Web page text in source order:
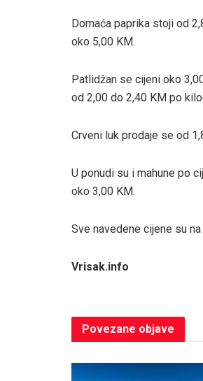
Domaća paprika stoji od
oko 5,00 KM.
Patlidžan se cijeni oko
od 2,00 do 2,40 KM po
Crveni luk prodaje se od
U ponudi su i mahune po
oko 3,00 KM.
Sve navedene cijene su
Vrisak.info
Povezane objave